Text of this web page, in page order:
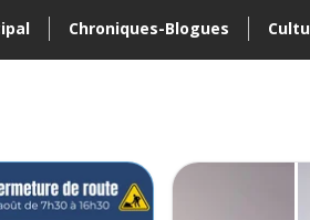
Chroniques-Blogues